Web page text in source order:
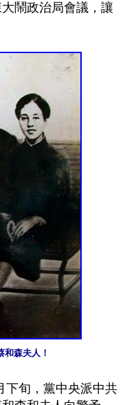
鬧政治局會議，讓
和森夫人！
下旬，黨中央派中共